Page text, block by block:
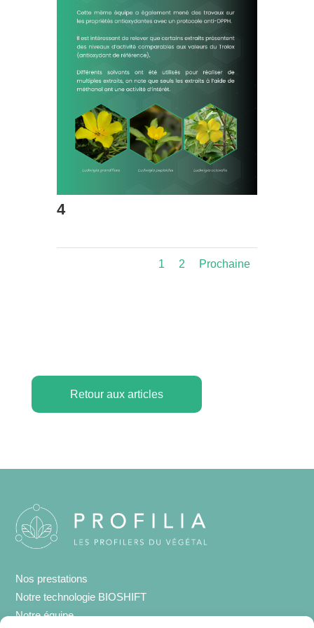
4
1 2 Prochaine
Retour aux articles
Nos prestations
Notre technologie BIOSHIFT
Notre équipe